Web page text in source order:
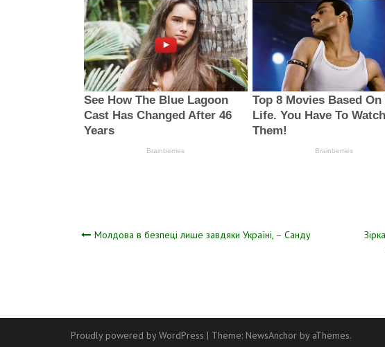
Навігація
Молдова в безпеці лише завдяки Україні, – Санду
Proudly powered by WordPress | Theme: NewsAnchor by aThemes.